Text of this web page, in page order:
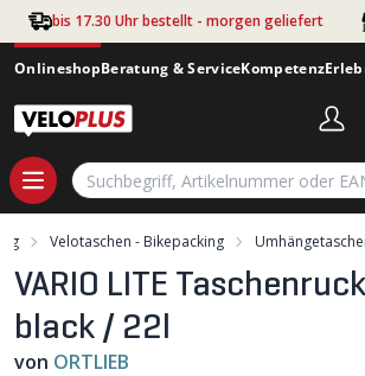
Zum Hauptinhalt springen
bis 17.30 Uhr bestellt - morgen geliefert
OnlineshopBeratung & ServiceKompetenz
Velotaschen - Bikepacking
VARIO LITE
black / 22l
von ORTLIEB